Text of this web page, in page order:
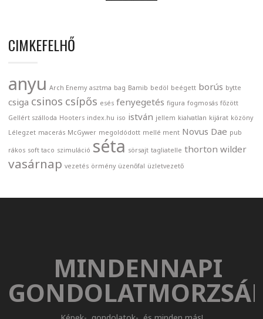
CIMKEFELHŐ
anyu Arch Enemy asztma bag Bamib bedöl beégett borús bytte
csiga csinos csípős esés fenyegetés figura fogmosás főzött
Gellért szálloda Hooters index.hu iso istván jellem kialvatlan kijárat közöny
Lélegzet macerás McGywer megoldódott mellé ment Novus Dae pub
rákos soft taco szimuláció séta sörsajt tagliatelle thorton wilder
vasárnap vezetés örmény üzenőfal üzletvezető
MINDENNAPI